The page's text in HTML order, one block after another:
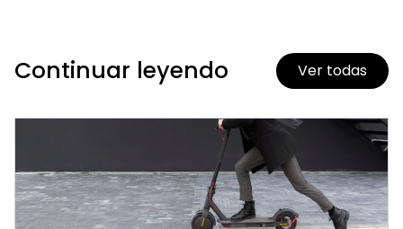
Continuar leyendo Ver todas